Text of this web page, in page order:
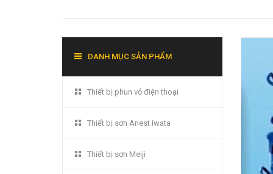
DANH MỤC SẢN PHẨM
Thiết bị phun vỏ điện thoại
Thiết bị sơn Anest Iwata
Thiết bị sơn Meiji